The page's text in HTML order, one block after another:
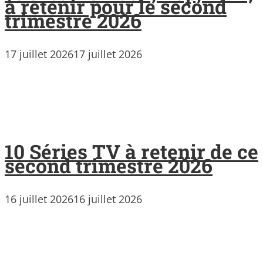
à retenir pour le second
trimestre 2026
17 juillet 202617 juillet 2026
10 Séries TV à retenir de ce
second trimestre 2026
16 juillet 202616 juillet 2026